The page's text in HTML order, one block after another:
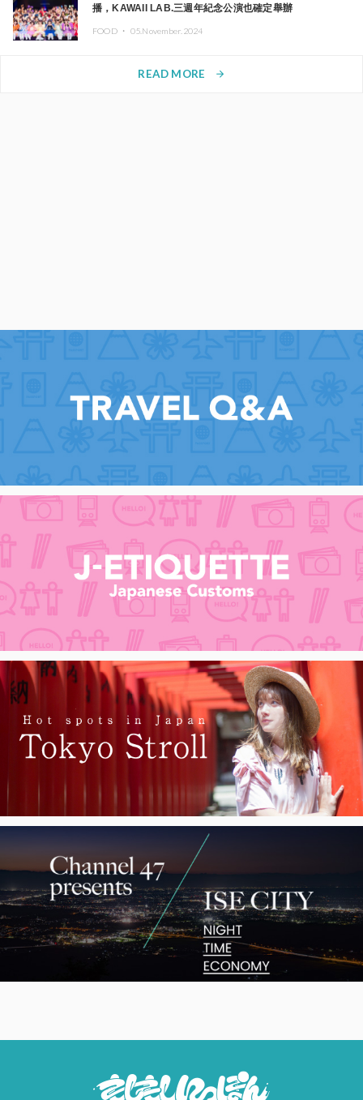
播，KAWAII LAB.三週年紀念公演也確定舉辦
FOOD ・ 05.November.2024
READ MORE arrow_forward